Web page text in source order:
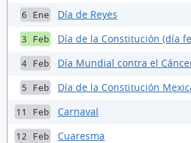
6 Ene Día de Reyes
3 Feb Día de la Constitución (día
4 Feb Día Mundial contra el
5 Feb Día de la Constitución
11 Feb Carnaval
12 Feb Cuaresma